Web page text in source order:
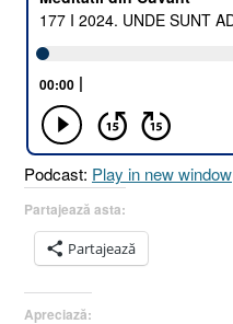
UNDE
SUNT
DE
MIJLOC
CU
Podcast: Play in new window
Partajează asta:
Partajează
Apreciază: